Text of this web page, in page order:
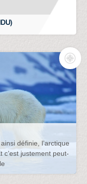
définie, l’arctique
c’est justement peut-